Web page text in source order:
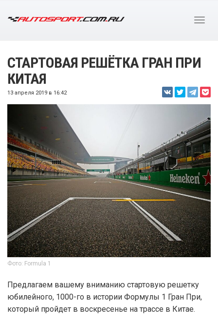
СТАРТОВАЯ РЕШЁТКА ГРАН ПРИ
КИТАЯ
13 апреля 2019 в 16:42
Фото: Formula 1
Предлагаем вашему вниманию стартовую решетку
юбилейного, 1000-го в истории Формулы 1 Гран При,
который пройдет в воскресенье на трассе в Китае.